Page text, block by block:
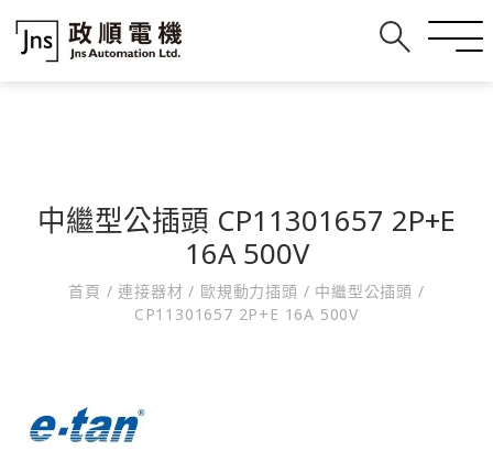
中繼型公插頭 CP11301657 2P+E
16A 500V
首頁 / 連接器材/ 歐規動力插頭 / 中繼型公插頭 /
CP11301657 2P+E 16A 500V